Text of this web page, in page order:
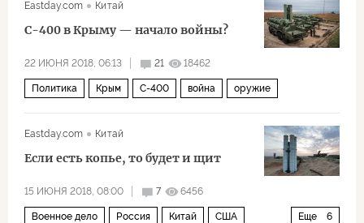
Eastday.com Китай
С-400 в Крыму — начало войны?
22 ИЮНЯ 2018, 06:13 21 18462
Политика Крым С-400 война оружие
Eastday.com Китай
Если есть копье, то будет и щит
15 ИЮНЯ 2018, 08:00 7 6456
Еще 6
Военное дело Россия Китай США